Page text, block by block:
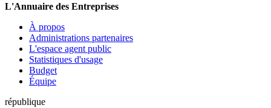
L'Annuaire des Entreprises
À propos
Administrations partenaires
L'espace agent public
Statistiques d'usage
Budget
Équipe
république